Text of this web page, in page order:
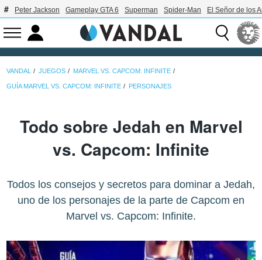
Peter Jackson Gameplay GTA 6 Superman Spider-Man El Señor de los
VANDAL JUEGOS MARVEL VS. CAPCOM: INFINITE
GUÍA MARVEL VS. CAPCOM: INFINITE PERSONAJES
Todo sobre Jedah en Marvel
vs. Capcom: Infinite
Todos los consejos y secretos para dominar a Jedah,
uno de los personajes de la parte de Capcom en
Marvel vs. Capcom: Infinite.